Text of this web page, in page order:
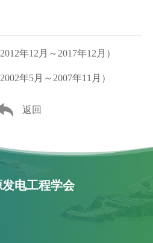
年12月～2017年12月）
年5月～2007年11月）
返回
电工程学会